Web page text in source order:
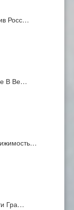
Росс…
В Ве…
Гра…